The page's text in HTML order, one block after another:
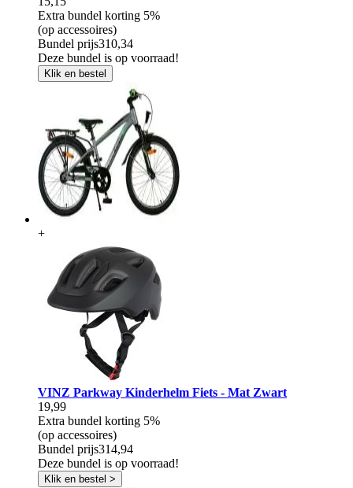
Extra bundel korting 5%
(op accessoires)
Bundel prijs310,34
Deze bundel is op voorraad!
Klik en bestel
+
VINZ Parkway Kinderhelm Fiets - Mat Zwart
19,99
Extra bundel korting 5%
(op accessoires)
Bundel prijs314,94
Deze bundel is op voorraad!
Klik en bestel >